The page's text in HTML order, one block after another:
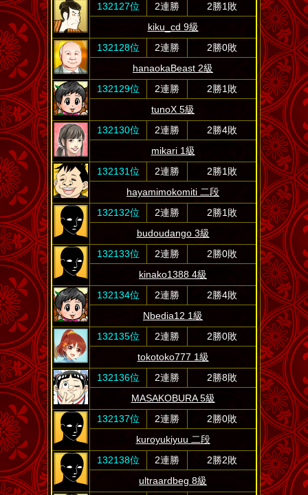
132127位
2連勝
2勝1敗
kiku_cd 9級
132128位
2連勝
2勝0敗
hanaokaBeast 2級
132129位
2連勝
2勝1敗
tunoX 5級
132130位
2連勝
2勝4敗
mikari 1級
132131位
2連勝
2勝1敗
hayamimokomiti 二段
132132位
2連勝
2勝1敗
budoudango 3級
132133位
2連勝
2勝0敗
kinako1388 4級
132134位
2連勝
2勝4敗
Nbedia12 1級
132135位
2連勝
2勝0敗
tokotoko777 1級
132136位
2連勝
2勝8敗
MASAKOBURA 5級
132137位
2連勝
2勝0敗
kuroyukiyuu 二段
132138位
2連勝
2勝2敗
ultraardbeg 8級